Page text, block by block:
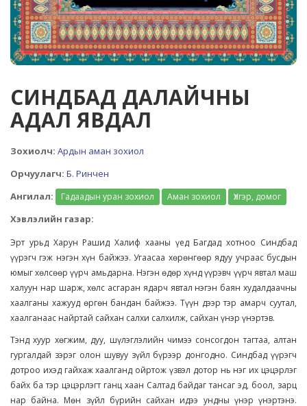
СИНДБАД ДАЛАЙЧНЫ
АДАЛ ЯВДАЛ
Зохиолч: Ардын аман зохиол
Орчуулагч: Б. Ринчен
Ангилал:
Гадаадын уран зохиол Аман зохиол Үлгэр, домог
Хэвлэлийн газар:
Эрт урьд Харун Рашид Халиф хааны үед Багдад хотноо Синдбад
үүрэгч гэж нэгэн хүн байжээ. Угаасаа хөрөнгөөр ядуу учраас бусдын
юмыг хөлсөөр үүрч амьдарна. Нэгэн өдөр хүнд үүрэвч үүрч явтал маш
халуун нар шарж, хөлс асгаран ядарч явтал нэгэн баян худалдаачны
хаалганы хажууд өргөн бандан байжээ. Түүн дээр тэр амарч суутал,
хаалганаас найртай сайхан салхи салхилж, сайхан үнэр үнэртэв.
Тэнд хуур хөгжим, дуу, шүлэглэлийн чимээ сонсогдон тагтаа, алтан
гургалдай зэрэг олон шувуу зүйл бүрээр донгодно. Синдбад үүрэгч
дотроо ихэд гайхаж хаалганд ойртож үзвэл дотор нь нэг их цэцэрлэг
байх ба тэр цэцэрлэгт ганц хаан Салтад байдаг тансаг эд, боол, зарц
нар байна. Мөн зүйл бүрийн сайхан идээ ундны үнэр үнэртэнэ.